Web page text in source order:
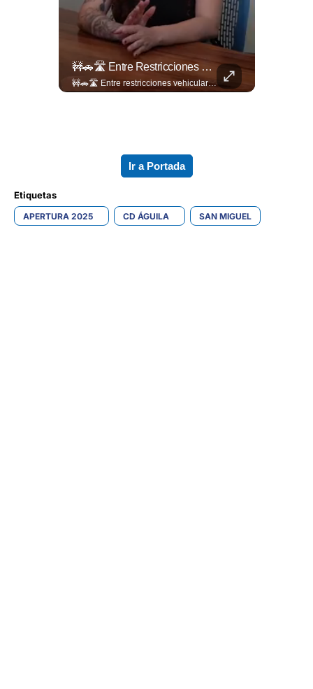
🚧🚗🛣️ Entre Restricciones Vehiculares Y El Despliegue De Maquinaria Pesada, Continúan Los Trabajos De Ampliación Y La Construcción Del Viaducto En El Tramo De Los...
🚧🚗🛣️ Entre restricciones vehiculares y el despliegue de maquinaria pesada, continúan los trabajos de ampliación y la construcción del viaducto en el tramo de Los Chorros, en la carretera Panamericana. Para más información del tramo Los Chorros visita ➡️ eldiariodehoy.com #Nacionales #LosChorros #carreterapanamericana
Ir a Portada
Etiquetas
APERTURA 2025 CD ÁGUILA SAN MIGUEL